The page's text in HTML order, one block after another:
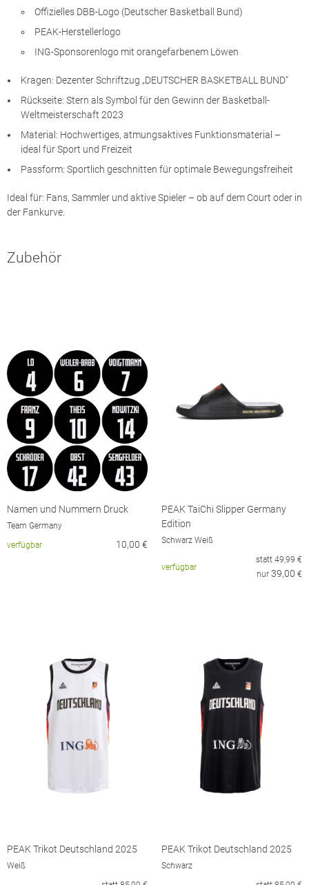
Offizielles DBB-Logo (Deutscher Basketball Bund)
PEAK-Herstellerlogo
ING-Sponsorenlogo mit orangefarbenem Löwen
Kragen: Dezenter Schriftzug „DEUTSCHER BASKETBALL BUND“
Rückseite: Stern als Symbol für den Gewinn der Basketball-
Weltmeisterschaft 2023
Material: Hochwertiges, atmungsaktives Funktionsmaterial –
ideal für Sport und Freizeit
Passform: Sportlich geschnitten für optimale Bewegungsfreiheit
Ideal für: Fans, Sammler und aktive Spieler – ob auf dem Court oder in
der Fankurve.
Zubehör
Namen und Nummern Druck
Team Germany
verfügbar
10,00 €
PEAK TaiChi Slipper Germany
Edition
Schwarz Weiß
verfügbar
statt 49,99 €
nur 39,00 €
PEAK Trikot Deutschland 2025
Weiß
PEAK Trikot Deutschland 2025
Schwarz